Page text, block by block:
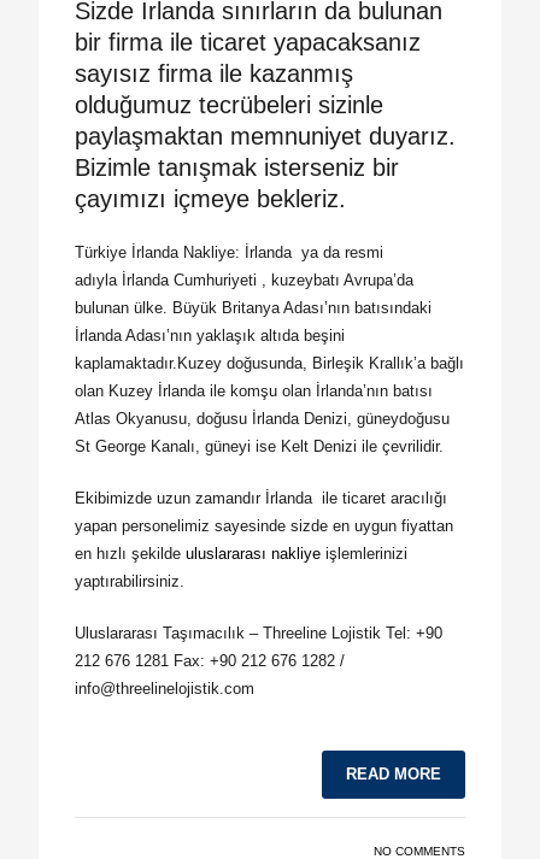
Sizde İrlanda sınırların da bulunan
bir firma ile ticaret yapacaksanız
sayısız firma ile kazanmış
olduğumuz tecrübeleri sizinle
paylaşmaktan memnuniyet duyarız.
Bizimle tanışmak isterseniz bir
çayımızı içmeye bekleriz.
Türkiye İrlanda Nakliye: İrlanda ya da resmi
adıyla İrlanda Cumhuriyeti , kuzeybatı Avrupa’da
bulunan ülke. Büyük Britanya Adası’nın batısındaki
İrlanda Adası’nın yaklaşık altıda beşini
kaplamaktadır.Kuzey doğusunda, Birleşik Krallık’a bağlı
olan Kuzey İrlanda ile komşu olan İrlanda’nın batısı
Atlas Okyanusu, doğusu İrlanda Denizi, güneydoğusu
St George Kanalı, güneyi ise Kelt Denizi ile çevrilidir.
Ekibimizde uzun zamandır İrlanda ile ticaret aracılığı
yapan personelimiz sayesinde sizde en uygun fiyattan
en hızlı şekildeuluslararası nakliye işlemlerinizi
yaptırabilirsiniz.
Uluslararası Taşımacılık – Threeline Lojistik Tel: +90
212 676 1281 Fax: +90 212 676 1282 /
info@threelinelojistik.com
READ MORE
NO COMMENTS